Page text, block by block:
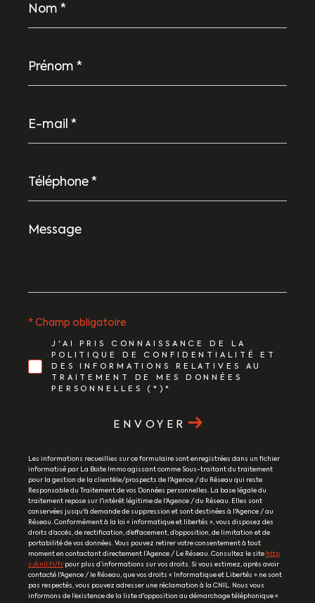
*
*
mail
*
Message
J'AI PRIS CONNAISSANCE DE LA
POLITIQUE DE CONFIDENTIALITÉ ET
DES INFORMATIONS RELATIVES AU
TRAITEMENT DE MES DONNÉES
PERSONNELLES (*)*
* Champ obligatoire
ENVOYER
Les informations recueillies sur ce formulaire sont enregistrées dans un fichier
informatisé par La Boite Immo agissant comme Sous-traitant du traitement
pour la gestion de la clientèle/prospects de l'Agence / du Réseau qui reste
Responsable du Traitement de vos Données personnelles. La base légale du
traitement repose sur l'intérêt légitime de l'Agence / du Réseau. Elles sont
conservées jusqu'à demande de suppression et sont destinées à l'Agence / au
Réseau. Conformément à la loi « informatique et libertés », vous disposez des
droits d’accès, de rectification, d’effacement, d’opposition, de limitation et de
portabilité de vos données. Vous pouvez retirer votre consentement à tout
moment en contactant directement l’Agence / Le Réseau. Consultez le site http
s://cnil.fr/fr pour plus d’informations sur vos droits. Si vous estimez, après avoir
contacté l'Agence / le Réseau, que vos droits « Informatique et Libertés » ne sont
pas respectés, vous pouvez adresser une réclamation à la CNIL. Nous vous
informons de l’existence de la liste d'opposition au démarchage téléphonique «